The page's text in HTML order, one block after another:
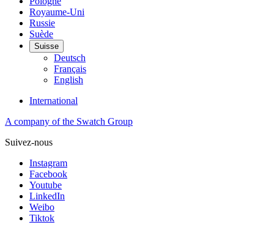
Royaume-Uni
Russie
Suède
Suisse
Deutsch
Français
English
International
A company of the Swatch Group
Suivez-nous
Instagram
Facebook
Youtube
LinkedIn
Weibo
Tiktok